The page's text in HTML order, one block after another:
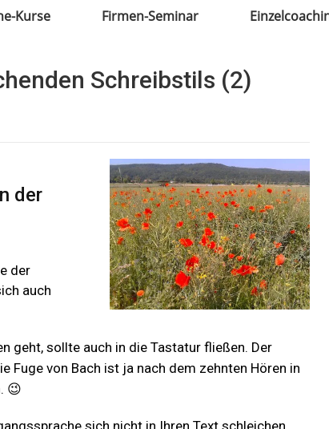
Kurse Firmen-Seminar
Schreibstils (2)
der
der
auch
geht, sollte auch in die Tastatur fließen. Der
Fuge von Bach ist ja nach dem zehnten Hören in
😉
sich nicht in Ihren Text schleichen